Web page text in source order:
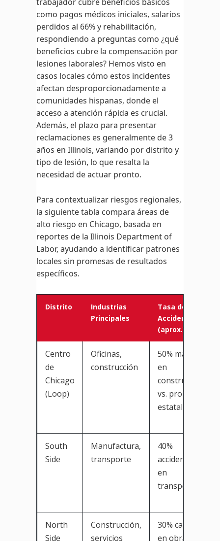
como pagos médicos iniciales, salarios
perdidos al 66% y rehabilitación,
respondiendo a preguntas como ¿qué
beneficios cubre la compensación por
lesiones laborales? Hemos visto en
casos locales cómo estos incidentes
afectan desproporcionadamente a
comunidades hispanas, donde el
acceso a atención rápida es crucial.
Además, el plazo para presentar
reclamaciones es generalmente de 3
años en Illinois, variando por distrito y
tipo de lesión, lo que resalta la
necesidad de actuar pronto.
Para contextualizar riesgos regionales,
la siguiente tabla compara áreas de
alto riesgo en Chicago, basada en
reportes de la Illinois Department of
Labor, ayudando a identificar patrones
locales sin promesas de resultados
específicos.
Distrito
Industrias
Principales
Tasa de
Accidentes
(aprox.)
Centro
de
Chicago
(Loop)
Oficinas,
construcción
50% mayor
en
construcción
vs. promedio
estatal
South
Side
Manufactura,
transporte
40%
accidentes
en
transporte
North
Side
Construcción,
servicios
30% caídas
en obras